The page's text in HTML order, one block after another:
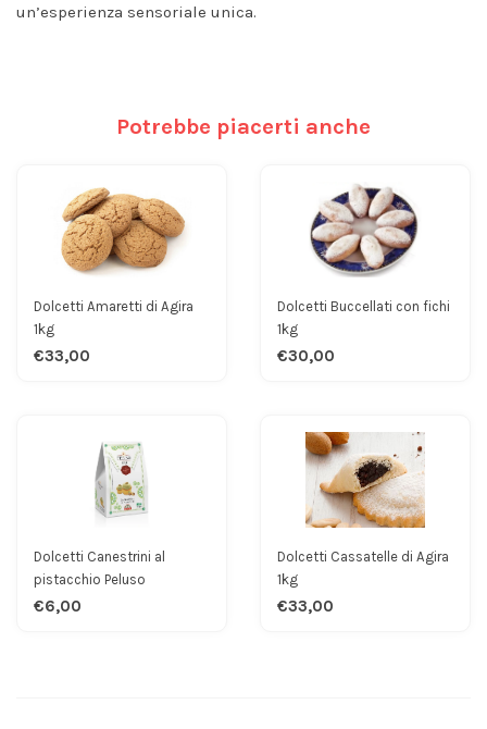
un’esperienza sensoriale unica.
Potrebbe piacerti anche
Dolcetti Amaretti di Agira
1kg
€33,00
Dolcetti Buccellati con fichi
1kg
€30,00
Dolcetti Canestrini al
pistacchio Peluso
€6,00
Dolcetti Cassatelle di Agira
1kg
€33,00